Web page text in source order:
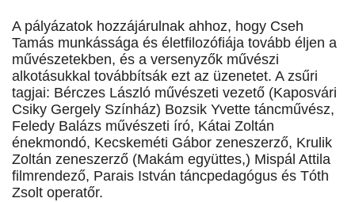
A pályázatok hozzájárulnak ahhoz, hogy Cseh
Tamás munkássága és életfilozófiája tovább éljen a
művészetekben, és a versenyzők művészi
alkotásukkal továbbítsák ezt az üzenetet. A zsűri
tagjai: Bérczes László művészeti vezető (Kaposvári
Csiky Gergely Színház) Bozsik Yvette táncművész,
Feledy Balázs művészeti író, Kátai Zoltán
énekmondó, Kecskeméti Gábor zeneszerző, Krulik
Zoltán zeneszerző (Makám együttes,) Mispál Attila
filmrendező, Parais István táncpedagógus és Tóth
Zsolt operatőr.